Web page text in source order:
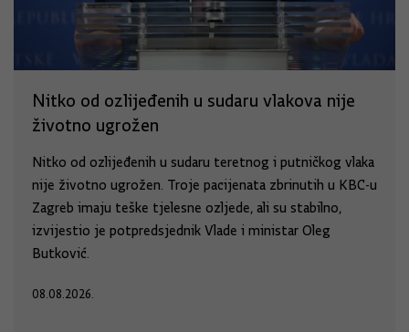
Nitko od ozlijeđenih u sudaru vlakova nije
životno ugrožen
Nitko od ozlijeđenih u sudaru teretnog i putničkog vlaka
nije životno ugrožen. Troje pacijenata zbrinutih u KBC-u
Zagreb imaju teške tjelesne ozljede, ali su stabilno,
izvijestio je potpredsjednik Vlade i ministar Oleg
Butković.
08.08.2026.